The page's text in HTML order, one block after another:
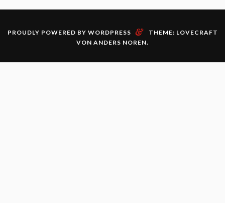
PROUDLY POWERED BY WORDPRESS &
THEME: LOVECRAFT
VON ANDERS NOREN.